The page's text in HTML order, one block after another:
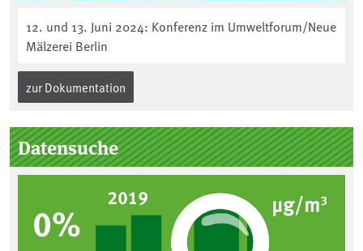
12. und 13. Juni 2024: Konferenz im Umweltforum/Neue
Mälzerei Berlin
zur Dokumentation
Datensuche